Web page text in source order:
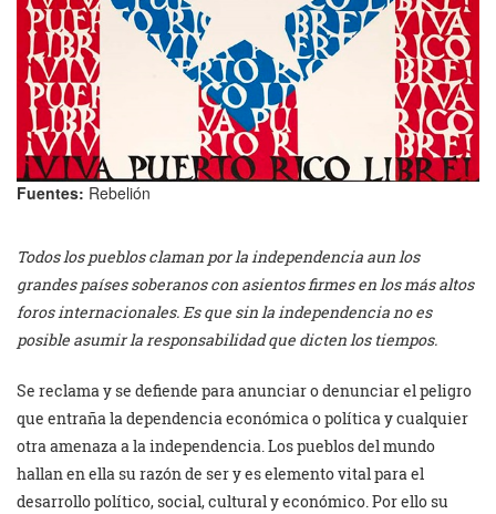
Fuentes: Rebelión
Todos los pueblos claman por la independencia aun los
grandes países soberanos con asientos firmes en los más altos
foros internacionales. Es que sin la independencia no es
posible asumir la responsabilidad que dicten los tiempos.
Se reclama y se defiende para anunciar o denunciar el peligro
que entraña la dependencia económica o política y cualquier
otra amenaza a la independencia. Los pueblos del mundo
hallan en ella su razón de ser y es elemento vital para el
desarrollo político, social, cultural y económico. Por ello su